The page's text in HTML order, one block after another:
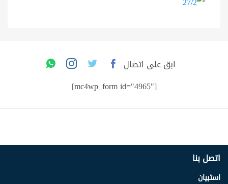
ابق على اتصال
[mc4wp_form id="4965"]
اتصل بنا
استبيان